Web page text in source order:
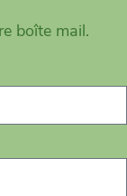
boîte mail.